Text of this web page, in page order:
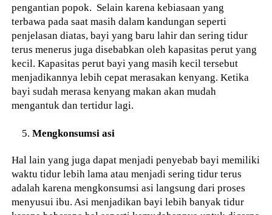
pengantian popok. Selain karena kebiasaan yang
terbawa pada saat masih dalam kandungan seperti
penjelasan diatas, bayi yang baru lahir dan sering tidur
terus menerus juga disebabkan oleh kapasitas perut yang
kecil. Kapasitas perut bayi yang masih kecil tersebut
menjadikannya lebih cepat merasakan kenyang. Ketika
bayi sudah merasa kenyang makan akan mudah
mengantuk dan tertidur lagi.
Mengkonsumsi asi
Hal lain yang juga dapat menjadi penyebab bayi memiliki
waktu tidur lebih lama atau menjadi sering tidur terus
adalah karena mengkonsumsi asi langsung dari proses
menyusui ibu. Asi menjadikan bayi lebih banyak tidur